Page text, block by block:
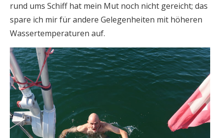
rund ums Schiff hat mein Mut noch nicht gereicht; das
spare ich mir für andere Gelegenheiten mit höheren
Wassertemperaturen auf.